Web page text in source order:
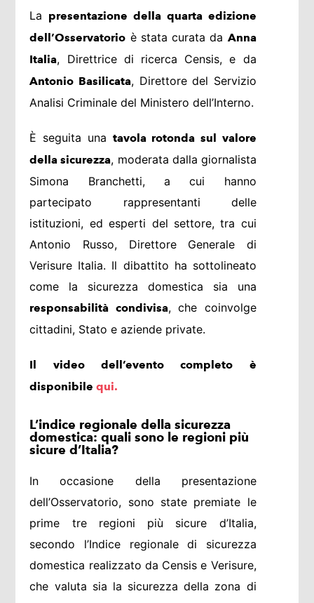
La presentazione della quarta edizione
dell’Osservatorio è stata curata da Anna
Italia, Direttrice di ricerca Censis, e da
Antonio Basilicata, Direttore del Servizio
Analisi Criminale del Ministero dell’Interno.
È seguita una tavola rotonda sul valore
della sicurezza, moderata dalla giornalista
Simona Branchetti, a cui hanno
partecipato rappresentanti delle
istituzioni, ed esperti del settore, tra cui
Antonio Russo, Direttore Generale di
Verisure Italia. Il dibattito ha sottolineato
come la sicurezza domestica sia una
responsabilità condivisa, che coinvolge
cittadini, Stato e aziende private.
Il video dell’evento completo è
disponibilequi.
L’indice regionale della sicurezza
domestica: quali sono le regioni più
sicure d’Italia?
In occasione della presentazione
dell’Osservatorio, sono state premiate le
prime tre regioni più sicure d’Italia,
secondo l’Indice regionale di sicurezza
domestica realizzato da Censis e Verisure,
che valuta sia la sicurezza della zona di